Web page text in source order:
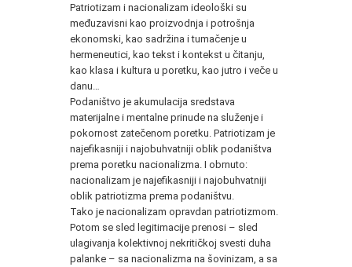
Patriotizam i nacionalizam ideološki su
međuzavisni kao proizvodnja i potrošnja
ekonomski, kao sadržina i tumačenje u
hermeneutici, kao tekst i kontekst u čitanju,
kao klasa i kultura u poretku, kao jutro i veče u
danu…
Podaništvo je akumulacija sredstava
materijalne i mentalne prinude na služenje i
pokornost zatečenom poretku. Patriotizam je
najefikasniji i najobuhvatniji oblik podaništva
prema poretku nacionalizma. I obrnuto:
nacionalizam je najefikasniji i najobuhvatniji
oblik patriotizma prema podaništvu.
Tako je nacionalizam opravdan patriotizmom.
Potom se sled legitimacije prenosi – sled
ulagivanja kolektivnoj nekritičkoj svesti duha
palanke – sa nacionalizma na šovinizam, a sa